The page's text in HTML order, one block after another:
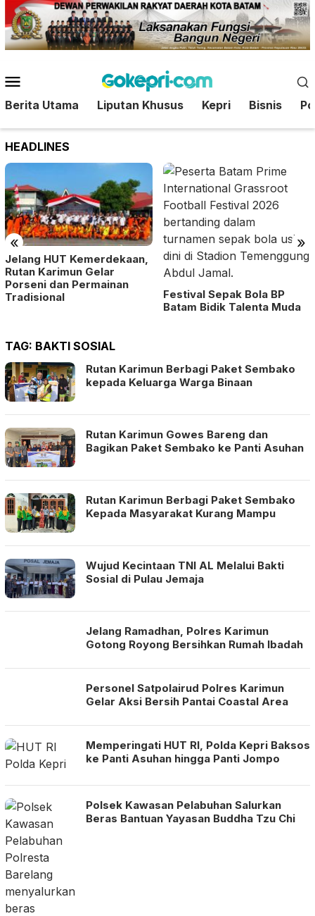
Loncat
ke
konten
Mobile
Berita Utama Liputan Khusus Kepri Bisnis
HEADLINES
« »
Jelang HUT Kemerdekaan,
Rutan Karimun Gelar
Porseni dan Permainan
Tradisional
Festival Sepak Bola BP
Batam Bidik Talenta Muda
TAG: BAKTI SOSIAL
Rutan Karimun Berbagi Paket Sembako
kepada Keluarga Warga Binaan
Rutan Karimun Gowes Bareng dan
Bagikan Paket Sembako ke Panti Asuhan
Rutan Karimun Berbagi Paket Sembako
Kepada Masyarakat Kurang Mampu
Wujud Kecintaan TNI AL Melalui Bakti
Sosial di Pulau Jemaja
Jelang Ramadhan, Polres Karimun
Gotong Royong Bersihkan Rumah Ibadah
Personel Satpolairud Polres Karimun
Gelar Aksi Bersih Pantai Coastal Area
Memperingati HUT RI, Polda Kepri Baksos
ke Panti Asuhan hingga Panti Jompo
Polsek Kawasan Pelabuhan Salurkan
Beras Bantuan Yayasan Buddha Tzu Chi